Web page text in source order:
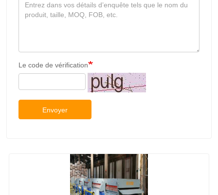
Le code de vérification
Envoyer